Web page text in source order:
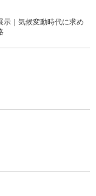
示｜気候変動時代に求め